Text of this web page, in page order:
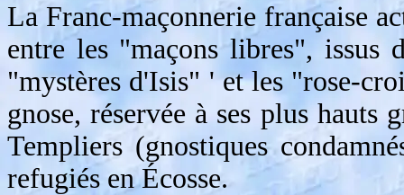
La Franc-maçonnerie française
entre les "maçons libres", issus
"mystères d'Isis" ' et les "rose-
gnose, réservée à ses plus
Templiers (gnostiques
refugiés en Écosse.